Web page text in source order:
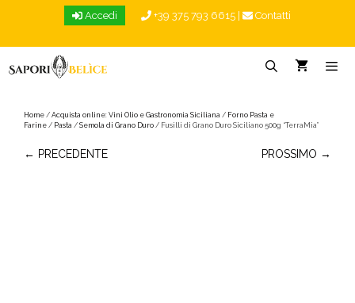
Accedi +39 375 793 6615 Contatti
Home / Acquista online: Vini Olio e Gastronomia Siciliana / Forno Pasta e
Farine / Pasta / Semola di Grano Duro / Fusilli di Grano Duro Siciliano 500g “TerraMia”
← PRECEDENTE PROSSIMO →